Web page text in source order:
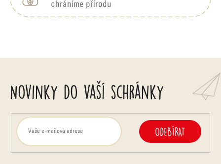
chráníme přírodu
Novinky do vaší schránky
ODEBÍRAT